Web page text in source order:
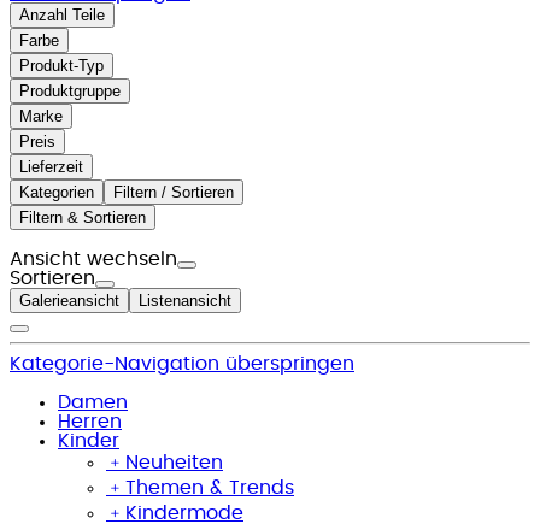
Anzahl Teile
Farbe
Produkt-Typ
Produktgruppe
Marke
Preis
Lieferzeit
Kategorien
Filtern / Sortieren
Filtern & Sortieren
Ansicht wechseln
Sortieren
Galerieansicht Listenansicht
Kategorie-Navigation überspringen
Damen
Herren
Kinder
﹢ Neuheiten
﹢ Themen & Trends
﹢ Kindermode